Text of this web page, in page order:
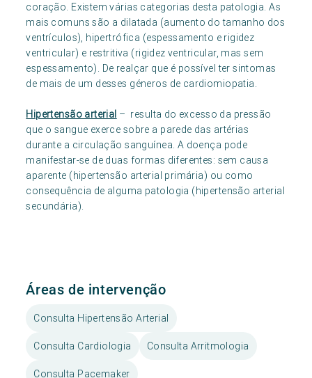
coração. Existem várias categorias desta patologia. As
mais comuns são a dilatada (aumento do tamanho dos
ventrículos), hipertrófica (espessamento e rigidez
ventricular) e restritiva (rigidez ventricular, mas sem
espessamento). De realçar que é possível ter sintomas
de mais de um desses géneros de cardiomiopatia.
Hipertensão arterial – resulta do excesso da pressão
que o sangue exerce sobre a parede das artérias
durante a circulação sanguínea. A doença pode
manifestar-se de duas formas diferentes: sem causa
aparente (hipertensão arterial primária) ou como
consequência de alguma patologia (hipertensão arterial
secundária).
Áreas de intervenção
Consulta Hipertensão Arterial
Consulta Cardiologia Consulta Arritmologia
Consulta Pacemaker